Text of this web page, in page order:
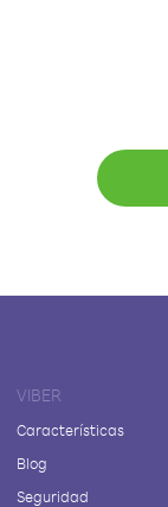
VIBER
Características
Blog
Seguridad